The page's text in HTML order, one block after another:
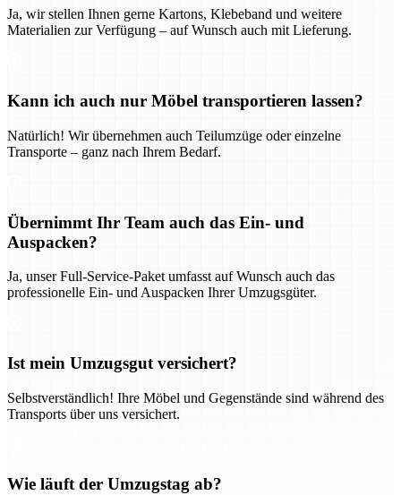
Ja, wir stellen Ihnen gerne Kartons, Klebeband und weitere
Materialien zur Verfügung – auf Wunsch auch mit Lieferung.
Kann ich auch nur Möbel transportieren lassen?
Natürlich! Wir übernehmen auch Teilumzüge oder einzelne
Transporte – ganz nach Ihrem Bedarf.
Übernimmt Ihr Team auch das Ein- und
Auspacken?
Ja, unser Full-Service-Paket umfasst auf Wunsch auch das
professionelle Ein- und Auspacken Ihrer Umzugsgüter.
Ist mein Umzugsgut versichert?
Selbstverständlich! Ihre Möbel und Gegenstände sind während des
Transports über uns versichert.
Wie läuft der Umzugstag ab?